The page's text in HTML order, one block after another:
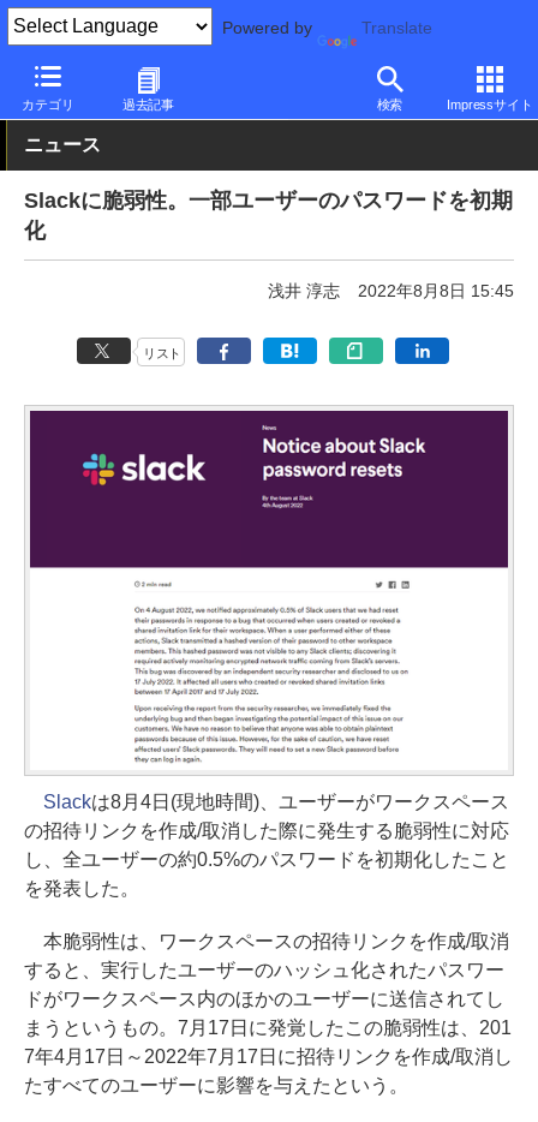
Powered by Translate
カテゴリ 過去記事 検索 Impressサイト
PC Watch 市場 動向
ニュース
Slackに脆弱性。一部ユーザーのパスワードを初期
化
浅井 淳志 2022年8月8日 15:45
リスト
Slackは8月4日(現地時間)、ユーザーがワークスペース
の招待リンクを作成/取消した際に発生する脆弱性に対応
し、全ユーザーの約0.5%のパスワードを初期化したこと
を発表した。
本脆弱性は、ワークスペースの招待リンクを作成/取消
すると、実行したユーザーのハッシュ化されたパスワー
ドがワークスペース内のほかのユーザーに送信されてし
まうというもの。7月17日に発覚したこの脆弱性は、201
7年4月17日～2022年7月17日に招待リンクを作成/取消し
たすべてのユーザーに影響を与えたという。